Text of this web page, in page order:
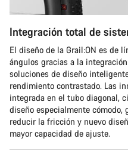
Integración total de
El diseño de la Grail:ON es de
ángulos gracias a la
soluciones de diseño
rendimiento contrastado. Las
integrada en el tubo diagonal,
diseño especialmente cómodo,
reducir la fricción y nuevo
mayor capacidad de ajuste.